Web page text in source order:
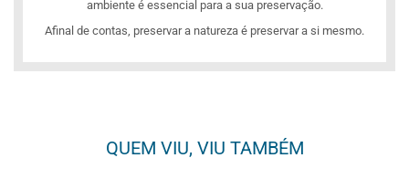
ambiente é essencial para a sua preservação.
Afinal de contas, preservar a natureza é preservar a si mesmo.
QUEM VIU, VIU TAMBÉM